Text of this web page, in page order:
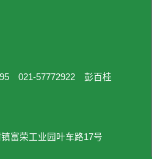
021-57772922 彭百桂
富荣工业园叶车路17号